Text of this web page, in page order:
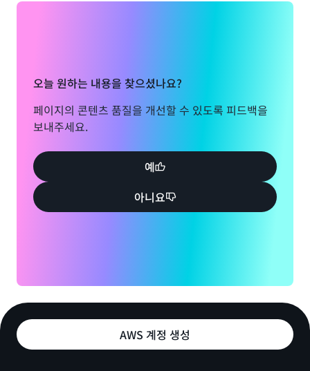
오늘 원하는 내용을 찾으셨나요?
페이지의 콘텐츠 품질을 개선할 수 있도록 피드백을
보내주세요.
예
아니요
AWS 계정 생성